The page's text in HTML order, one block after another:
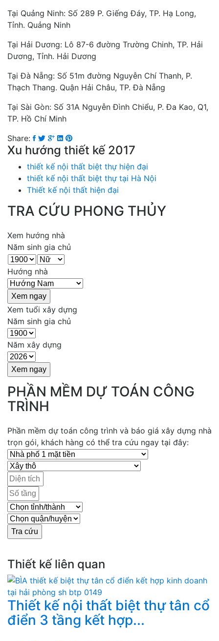
Tại Quảng Ninh: Số 289 P. Giếng Đáy, TP. Hạ Long,
Tỉnh. Quảng Ninh
Tại Hải Dương: Lô 87-6 đường Trường Chinh, TP. Hải
Dương, Tỉnh. Hải Dương
Tại Đà Nẵng: Số 51m đường Nguyễn Chí Thanh, P.
Thạch Thang. Quận Hải Châu, TP. Đà Nẵng
Tại Sài Gòn: Số 31A Nguyễn Đình Chiểu, P. Đa Kao, Q1,
TP. Hồ Chí Minh
Share:
Xu hướng thiết kế 2017
thiết kế nội thất biệt thự hiện đại
thiết kế nội thất biệt thự tại Hà Nội
Thiết kế nội thất hiện đại
TRA CỨU PHONG THỦY
Xem hướng nhà
Năm sinh gia chủ
Hướng nhà
Xem tuổi xây dựng
Năm sinh gia chủ
Năm xây dựng
PHẦN MỀM DỰ TOÁN CÔNG
TRÌNH
Phần mềm dự toán công trình và báo giá xây dựng nhà
trọn gói, khách hàng có thể tra cứu ngay tại đây:
Thiết kế liên quan
Thiết kế nội thất biệt thự tân cổ
điển 3 tầng kết hợp...